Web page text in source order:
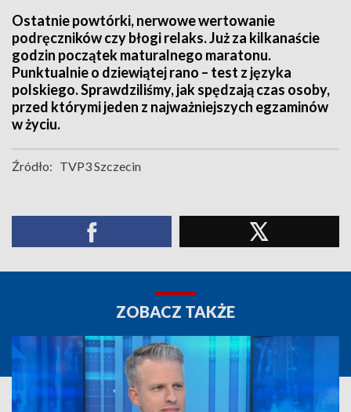
Ostatnie powtórki, nerwowe wertowanie
podręczników czy błogi relaks. Już za kilkanaście
godzin początek maturalnego maratonu.
Punktualnie o dziewiątej rano – test z języka
polskiego. Sprawdziliśmy, jak spędzają czas osoby,
przed którymi jeden z najważniejszych egzaminów
w życiu.
Źródło: TVP3 Szczecin
ZOBACZ TAKŻE